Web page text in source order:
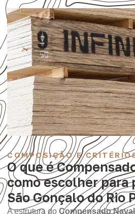
COMPOSIÇÃO E
O que é
como escolher para
São Gonçalo do Rio
A estrutura do Compensado Naval